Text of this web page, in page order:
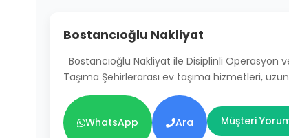
Bostancıoğlu Nakliyat
Bostancıoğlu Nakliyat ile Disiplinli Operasyon
Taşıma Şehirlerarası ev taşıma hizmetleri,
WhatsApp Ara Müşteri